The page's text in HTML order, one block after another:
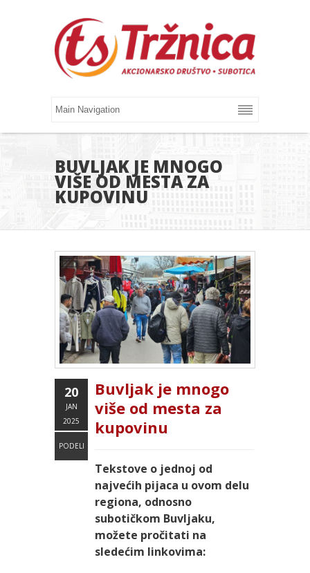
BUVLJAK JE MNOGO
VIŠE OD MESTA ZA
KUPOVINU
20
JAN
2025
PODELI
Buvljak je mnogo
više od mesta za
kupovinu
Tekstove o jednoj od
najvećih pijaca u ovom delu
regiona, odnosno
subotičkom Buvljaku,
možete pročitati na
sledećim linkovima: